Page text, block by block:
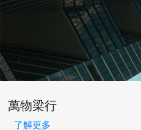
萬物梁行
了解更多